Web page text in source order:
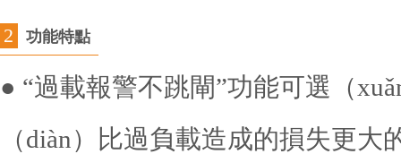
2 功能特點
● “過載報警不跳閘”功能可選（
（diàn）比過負載造成的損失更